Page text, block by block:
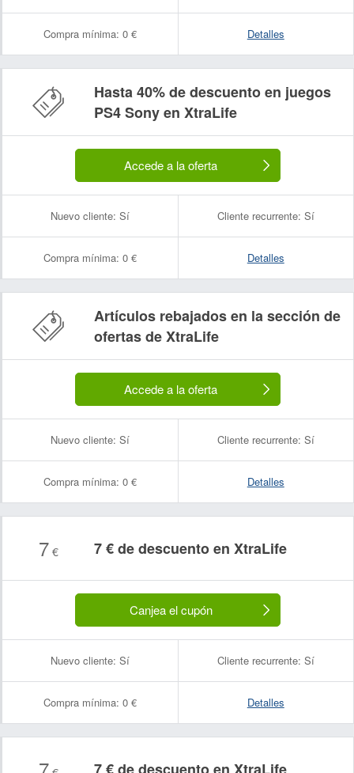
Compra mínima: 0 € Detalles
Hasta 40% de descuento en juegos
PS4 Sony en XtraLife
Accede a la oferta
Nuevo cliente: Sí Cliente recurrente: Sí
Compra mínima: 0 € Detalles
Artículos rebajados en la sección de
ofertas de XtraLife
Accede a la oferta
Nuevo cliente: Sí Cliente recurrente: Sí
Compra mínima: 0 € Detalles
7 € 7 € de descuento en XtraLife
Canjea el cupón
Nuevo cliente: Sí Cliente recurrente: Sí
Compra mínima: 0 € Detalles